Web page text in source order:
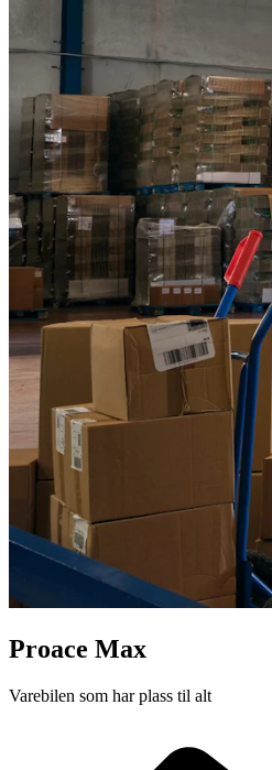
Proace Max
Varebilen som har plass til alt